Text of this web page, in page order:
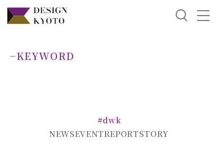
−KEYWORD
#dwk
NEWSEVENTREPORTSTORY